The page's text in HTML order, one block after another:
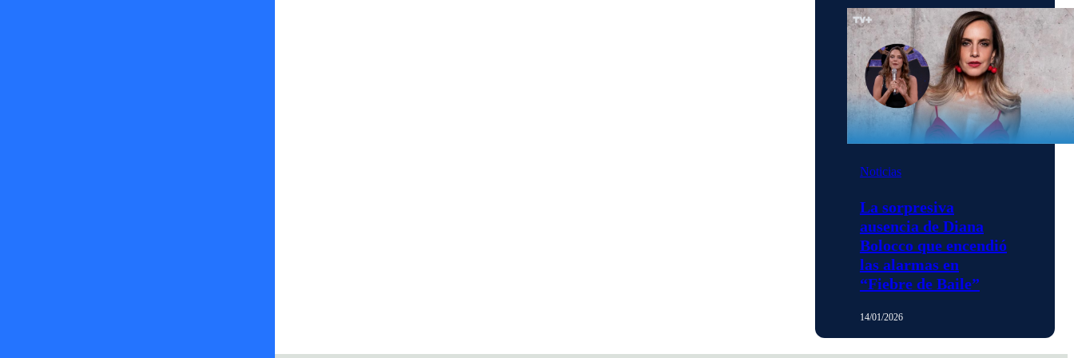
Noticias
La sorpresiva
ausencia de Diana
Bolocco que encendió
las alarmas en
“Fiebre de Baile”
14/01/2026